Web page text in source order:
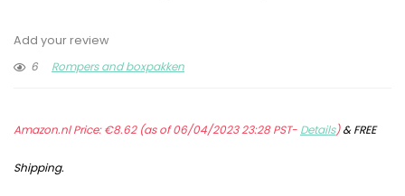
Add your review
6
Rompers and boxpakken
Amazon.nl Price:€8.62(as of 06/04/2023 23:28 PST- Details)&FREE
Shipping.